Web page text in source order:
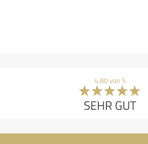
4,80 von 5
SEHR GUT